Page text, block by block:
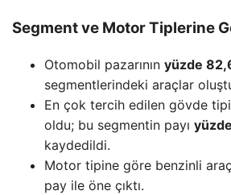
Segment ve Motor Tiplerine
Otomobil pazarının yüzde
segmentlerindeki araçlar
En çok tercih edilen gövde
oldu; bu segmentin payı
kaydedildi.
Motor tipine göre benzinli
pay ile öne çıktı.